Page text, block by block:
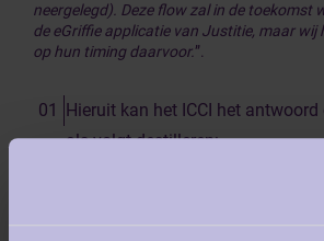
neergelegd). Deze flow zal in de toekomst
de eGriffie applicatie van Justitie, maar wij
op hun timing daarvoor.”.
Hieruit kan het ICCI het antwoord
als volgt destilleren:
weigering om een manueel
sturen naar de griffie van de